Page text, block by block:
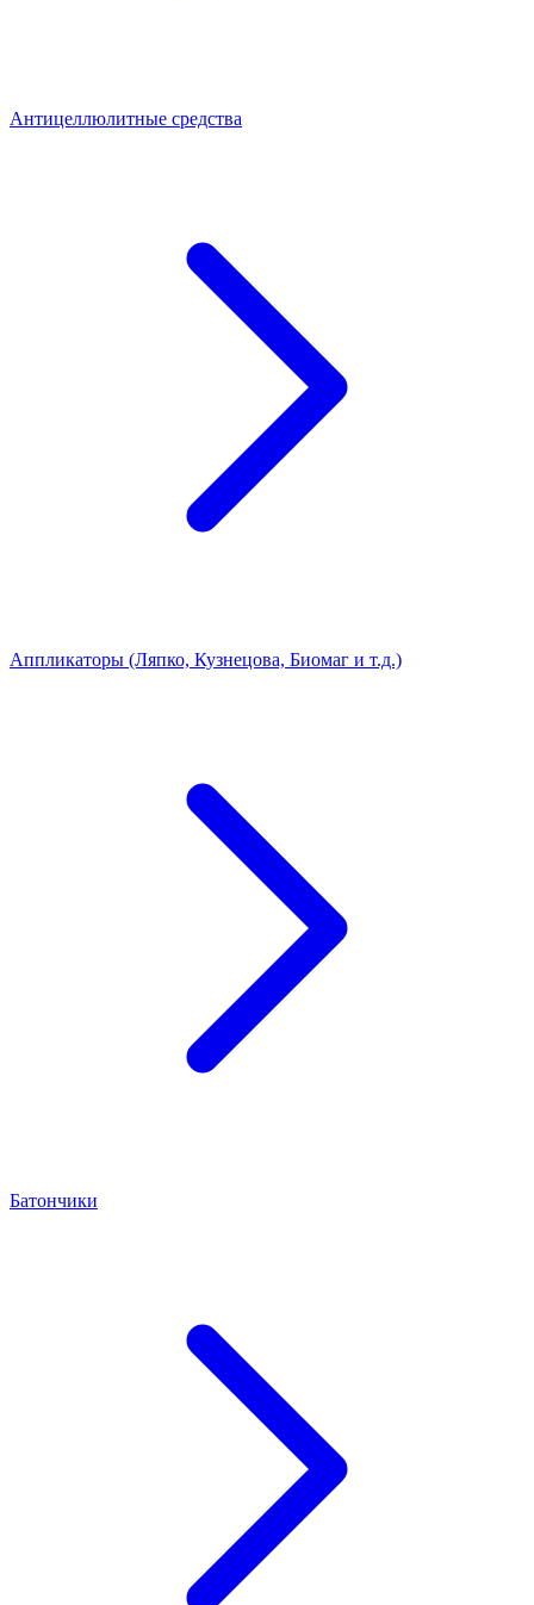
Антицеллюлитные средства
Аппликаторы (Ляпко, Кузнецова, Биомаг и т.д.)
Батончики